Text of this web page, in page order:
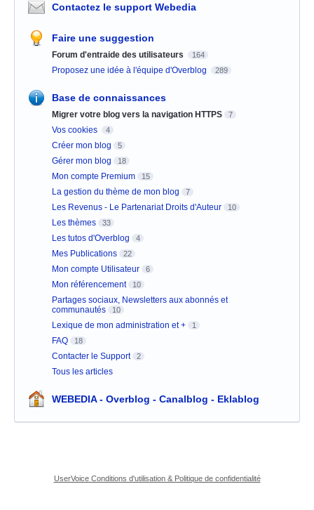
Contactez le support Webedia
Faire une suggestion
Forum d'entraide des utilisateurs 164
Proposez une idée à l'équipe d'Overblog 289
Base de connaissances
Migrer votre blog vers la navigation HTTPS 7
Vos cookies 4
Créer mon blog 5
Gérer mon blog 18
Mon compte Premium 15
La gestion du thème de mon blog 7
Les Revenus - Le Partenariat Droits d'Auteur 10
Les thèmes 33
Les tutos d'Overblog 4
Mes Publications 22
Mon compte Utilisateur 6
Mon référencement 10
Partages sociaux, Newsletters aux abonnés et
communautés
10
Lexique de mon administration et + 1
FAQ 18
Contacter le Support 2
Tous les articles
WEBEDIA - Overblog - Canalblog - Eklablog
UserVoice Conditions d'utilisation & Politique de confidentialité